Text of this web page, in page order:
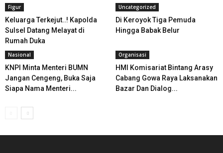
Figur
Keluarga Terkejut..! Kapolda
Sulsel Datang Melayat di
Rumah Duka
Uncategorized
Di Keroyok Tiga Pemuda
Hingga Babak Belur
Nasional
KNPI Minta Menteri BUMN
Jangan Cengeng, Buka Saja
Siapa Nama Menteri...
Organisasi
HMI Komisariat Bintang Arasy
Cabang Gowa Raya Laksanakan
Bazar Dan Dialog...